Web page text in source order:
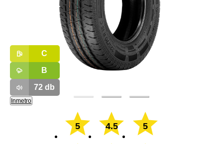
C
B
72db
Inmetro
5 4.5 5